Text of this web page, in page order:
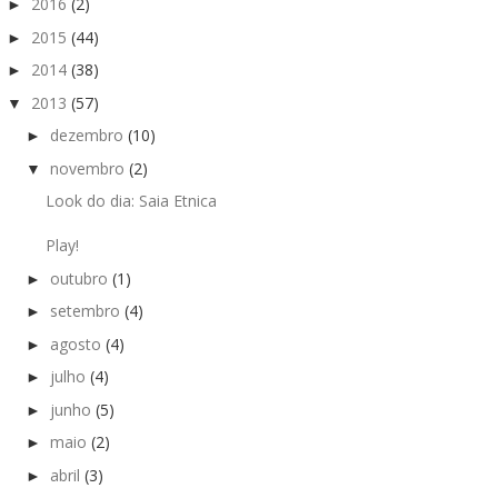
►
► 2015 (44)
► 2014 (38)
▼ 2013 (57)
► dezembro (10)
▼ novembro (2)
Look do dia: Saia Etnica
Play!
► outubro (1)
► setembro (4)
► agosto (4)
► julho (4)
► junho (5)
► maio (2)
► abril (3)